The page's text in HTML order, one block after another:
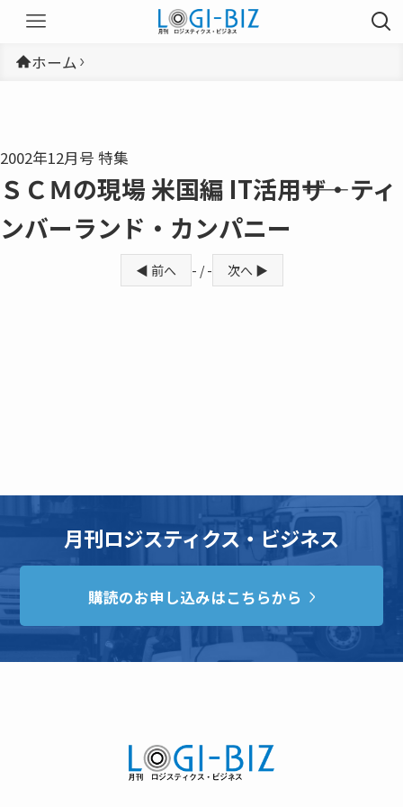
ホーム
2002年12月号 特集
ＳＣＭの現場 米国編 IT活用――ザ・ティ
ンバーランド・カンパニー
◀ 前へ - / - 次へ ▶
月刊ロジスティクス・ビジネス
購読のお申し込みはこちらから